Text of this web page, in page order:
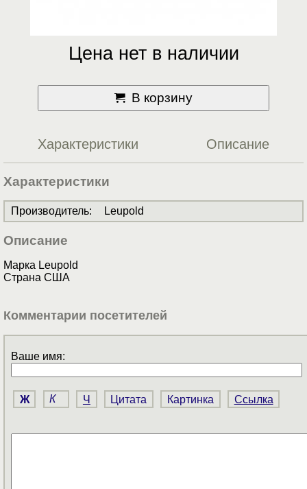
Цена нет в наличии
В корзину
Характеристики Описание
Характеристики
Производитель: Leupold
Описание
Марка Leupold
Страна США
Комментарии посетителей
Ваше имя:
Ж К Ч Цитата Картинка Ссылка